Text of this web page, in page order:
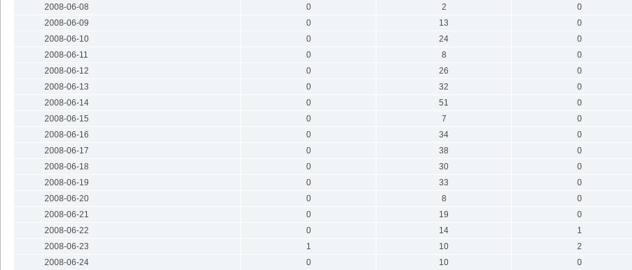
2008-06-08
0 2 0
2008-06-09
0 13 0
2008-06-10
0 24 0
2008-06-11
0 8 0
2008-06-12
0 26 0
2008-06-13
0 32 0
2008-06-14
0 51 0
2008-06-15
0 7 0
2008-06-16
0 34 0
2008-06-17
0 38 0
2008-06-18
0 30 0
2008-06-19
0 33 0
2008-06-20
0 8 0
2008-06-21
0 19 0
2008-06-22
0 14 1
2008-06-23
1 10 2
2008-06-24
0 10 0